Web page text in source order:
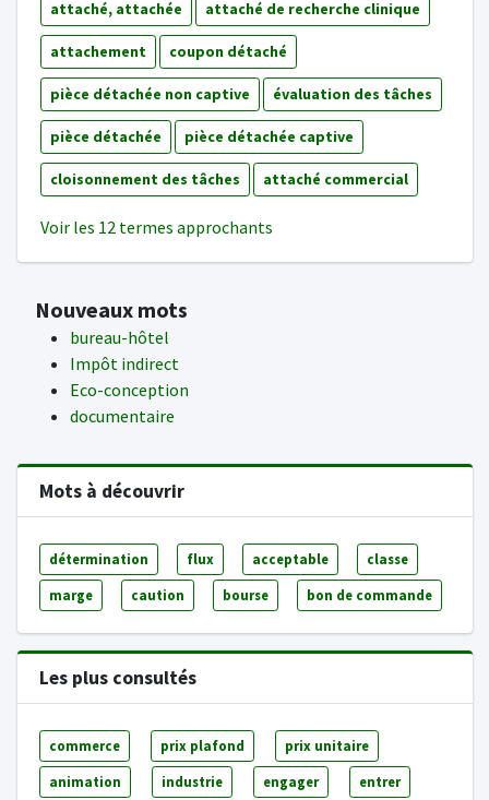
attaché, attachée attaché de recherche clinique
attachement coupon détaché
pièce détachée non captive évaluation des tâches
pièce détachée pièce détachée captive
cloisonnement des tâches attaché commercial
Voir les 12 termes approchants
Nouveaux mots
bureau-hôtel
Impôt indirect
Eco-conception
documentaire
Mots à découvrir
détermination flux acceptable classe
marge caution bourse bon de commande
Les plus consultés
commerce prix plafond prix unitaire
animation industrie engager entrer